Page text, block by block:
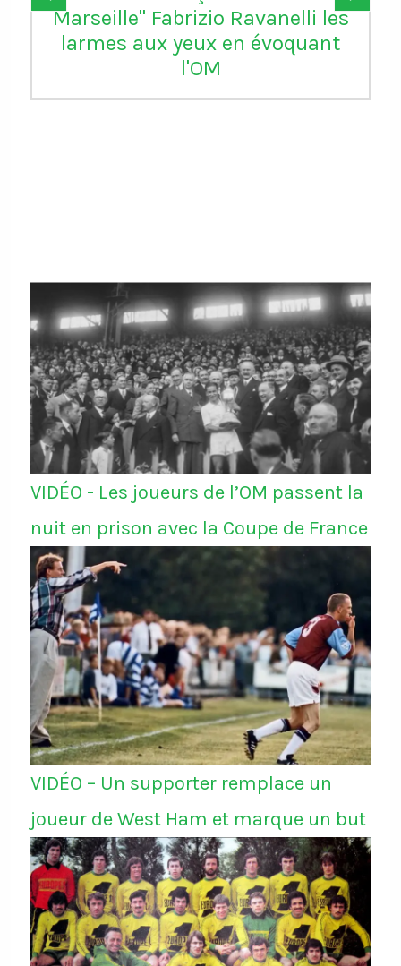
Marseille" Fabrizio Ravanelli les
larmes aux yeux en évoquant
l'OM
VIDÉO - Les joueurs de l’OM passent la
nuit en prison avec la Coupe de France
VIDÉO – Un supporter remplace un
joueur de West Ham et marque un but